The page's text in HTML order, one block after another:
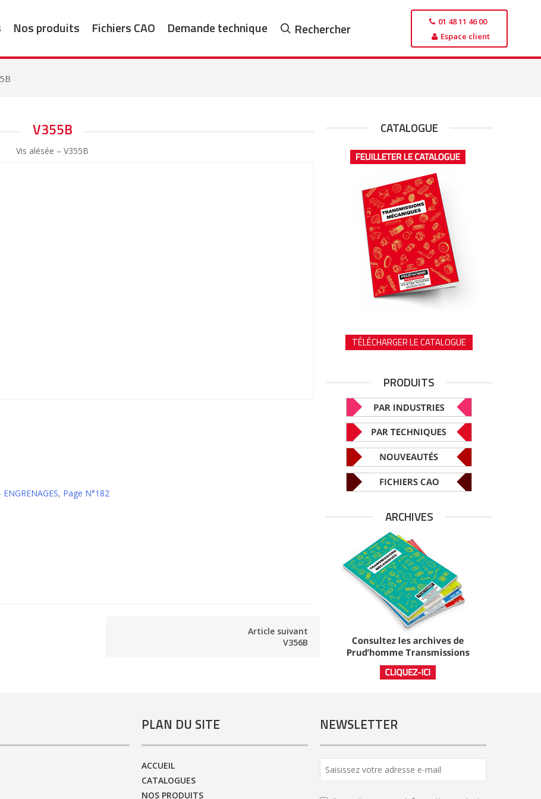
Nos produits Fichiers CAO Demande technique Rechercher
01 48 11 46 00
Espace client
V355B
Vis alésée – V355B
ENGRENAGES, Page N°182
Article suivant
V356B
CATALOGUE
TÉLÉCHARGER LE CATALOGUE
PRODUITS
ARCHIVES
PLAN DU SITE
ACCUEIL
CATALOGUES
NOS PRODUITS
NEWSLETTER